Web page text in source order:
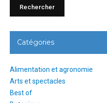
Catégories
Alimentation et agronomie
Arts et spectacles
Best of